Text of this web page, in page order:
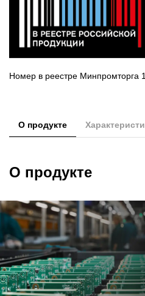
Номер в реестре Минпромторга
О продукте
О продукте